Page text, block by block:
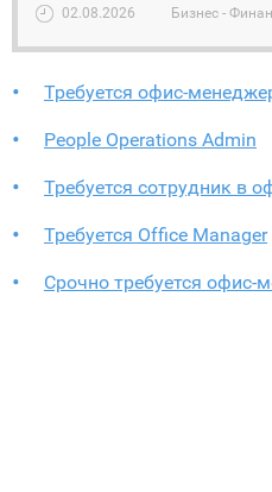
02.08.2026 Бизнес -
Требуется офис-
People Operations Admin
Требуется сотрудник в
Требуется Office Manager
Срочно требуется офис-